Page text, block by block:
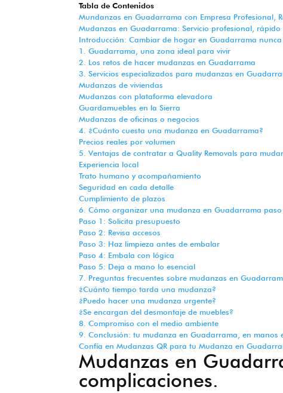
Tabla de Contenidos
Mundanzas en Guadarrama con Empresa Profesional,
Mudanzas en Guadarrama: Servicio profesional, rápido
Introducción: Cambiar de hogar en Guadarrama
1. Guadarrama, una zona ideal para vivir
2. Los retos de hacer mudanzas en Guadarrama
3. Servicios especializados para mudanzas en
Mudanzas de viviendas
Mudanzas con plataforma elevadora
Guardamuebles en la Sierra
Mudanzas de oficinas o negocios
4. ¿Cuánto cuesta una mudanza en Guadarrama?
Precios reales por volumen
5. Ventajas de contratar a Quality Removals para
Experiencia local
Trato humano y acompañamiento
Seguridad en cada detalle
Cumplimiento de plazos
6. Cómo organizar una mudanza en Guadarrama
Paso 1: Solicita presupuesto
Paso 2: Revisa accesos
Paso 3: Haz limpieza antes de embalar
Paso 4: Embala con lógica
Paso 5: Deja a mano lo esencial
7. Preguntas frecuentes sobre mudanzas en
¿Cuánto tiempo tarda una mudanza?
¿Puedo hacer una mudanza urgente?
¿Se encargan del desmontaje de muebles?
8. Compromiso con el medio ambiente
9. Conclusión: tu mudanza en Guadarrama, en manos
Confía en Mudanzas QR para tu Mudanza en
Mudanzas en
complicaciones.